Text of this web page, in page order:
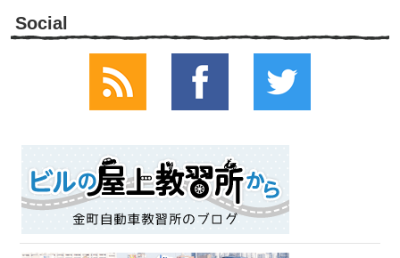
Social